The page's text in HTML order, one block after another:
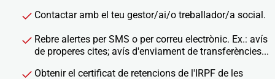
Contactar amb el teu gestor/ai/o treballador/a social.
Rebre alertes per SMS o per correu electrònic. Ex.: avís
de properes cites; avís d'enviament de transferències...
Obtenir el certificat de retencions de l'IRPF de les